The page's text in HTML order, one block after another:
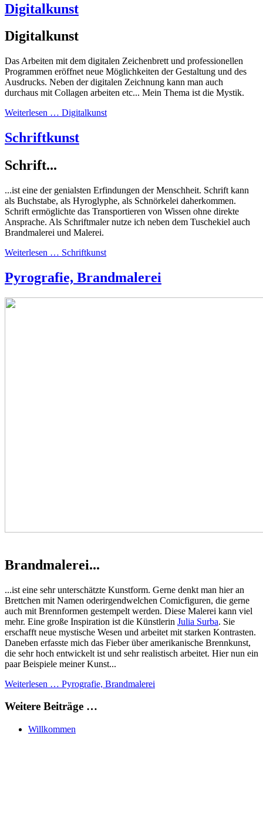
Digitalkunst
Digitalkunst
Das Arbeiten mit dem digitalen Zeichenbrett und professionellen
Programmen eröffnet neue Möglichkeiten der Gestaltung und des
Ausdrucks. Neben der digitalen Zeichnung kann man auch
durchaus mit Collagen arbeiten etc... Mein Thema ist die Mystik.
Weiterlesen … Digitalkunst
Schriftkunst
Schrift...
...ist eine der genialsten Erfindungen der Menschheit. Schrift kann
als Buchstabe, als Hyroglyphe, als Schnörkelei daherkommen.
Schrift ermöglichte das Transportieren von Wissen ohne direkte
Ansprache. Als Schriftmaler nutze ich neben dem Tuschekiel auch
Brandmalerei und Malerei.
Weiterlesen … Schriftkunst
Pyrografie, Brandmalerei
Brandmalerei...
...ist eine sehr unterschätzte Kunstform. Gerne denkt man hier an
Brettchen mit Namen oderirgendwelchen Comicfiguren, die gerne
auch mit Brennformen gestempelt werden. Diese Malerei kann viel
mehr. Eine große Inspiration ist die Künstlerin Julia Surba. Sie
erschafft neue mystische Wesen und arbeitet mit starken Kontrasten.
Daneben erfasste mich das Fieber über amerikanische Brennkunst,
die sehr hoch entwickelt ist und sehr realistisch arbeitet. Hier nun ein
paar Beispiele meiner Kunst...
Weiterlesen … Pyrografie, Brandmalerei
Weitere Beiträge …
Willkommen